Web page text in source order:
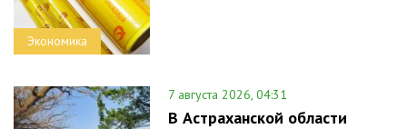
Экономика
7 августа 2026, 04:31
В Астраханской области